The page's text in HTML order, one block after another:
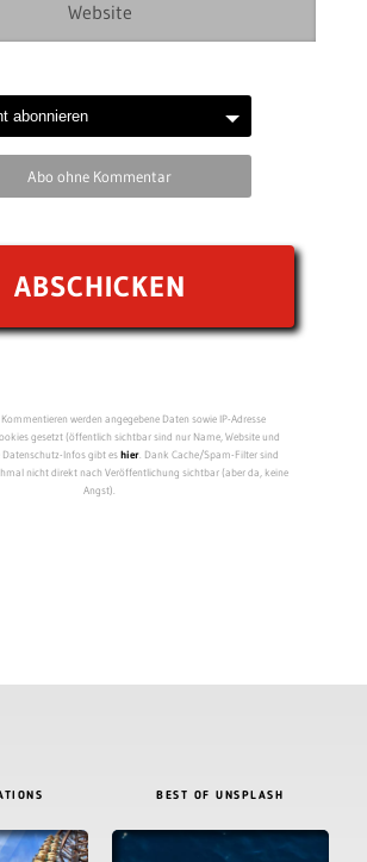
Abo ohne Kommentar
werden angegebene Daten sowie IP-Adresse
gesetzt (öffentlich sichtbar sind nur Name, Website und
Datenschutz-Infos gibt eshier. Dank Cache/Spam-Filter sind
nicht direkt nach Veröffentlichung sichtbar (aber da, keine
Angst).
BEST OF UNSPLASH